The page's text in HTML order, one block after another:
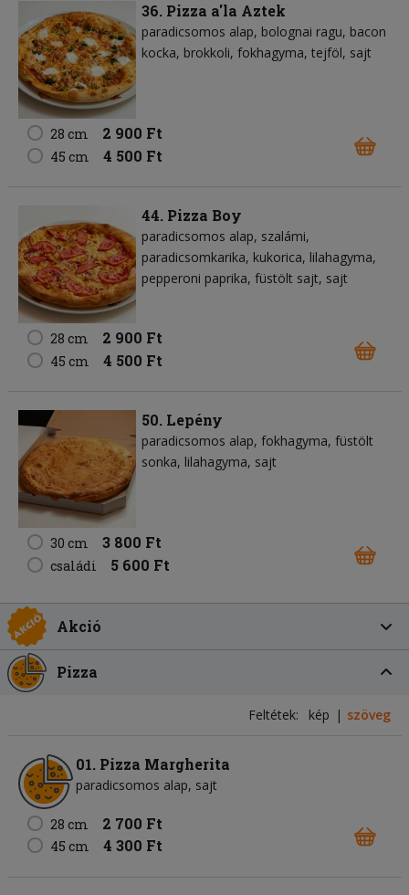
36. Pizza a'la Aztek
paradicsomos alap bolognai ragu bacon
kocka brokkoli fokhagyma tejföl sajt
28 cm 2 900 Ft
45 cm 4 500 Ft
44. Pizza Boy
paradicsomos alap szalámi
paradicsomkarika kukorica lilahagyma
pepperoni paprika füstölt sajt sajt
28 cm 2 900 Ft
45 cm 4 500 Ft
50. Lepény
paradicsomos alap fokhagyma füstölt
sonka lilahagyma sajt
30 cm 3 800 Ft
családi 5 600 Ft
Akció
Pizza
Feltétek: kép szöveg
01. Pizza Margherita
paradicsomos alap sajt
28 cm 2 700 Ft
45 cm 4 300 Ft